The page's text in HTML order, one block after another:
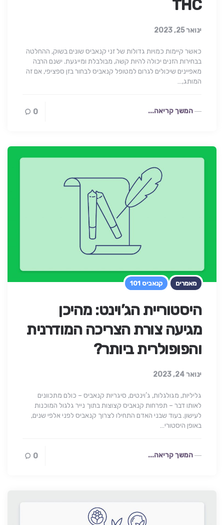
THC
ינואר 25, 2023
כאשר קיימות כמויות גדולות של זני קנאביס שונים בשוק, ההחלטה
בבחירות הזנים יכולה להיות קשה, מבולבלת ומייגעת. ישנם הרבה
מאפיינים שיכולים לגרום למטופל קנאביס לבחור בזן ספציפי, אם זה
המותג,…
המשך קריאה... 0
מאמרים קנאביס 101
היסטוריית הג’וינט: מהיכן
מגיעה צורת הצריכה המודרנית
והפופולרית ביותר?
ינואר 24, 2023
גליליות, מגולגלות, ג’וינטים, סיגריות קנאביס – כולם מתכוונים
לאותו דבר – תפרחות קנאביס קצוצות בתוך נייר גלגול המוכנות
לעישון. בעוד שבני האדם התחילו לצרוך קנאביס לפני אלפי שנים,
באופן היסטורי…
המשך קריאה... 0